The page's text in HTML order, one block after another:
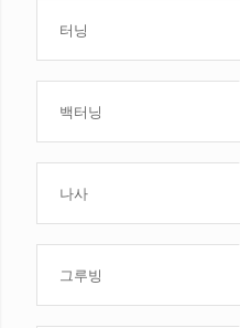
터닝
백터닝
나사
그루빙